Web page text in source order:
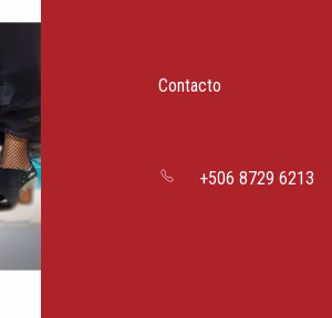
Contacto
+506 8729 6213